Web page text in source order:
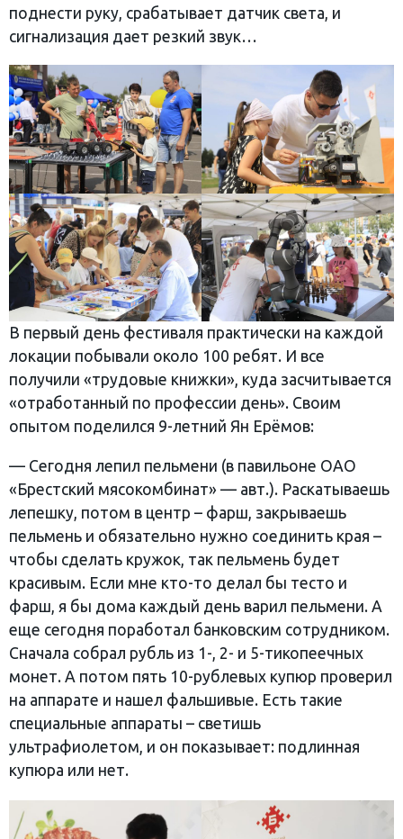
поднести руку, срабатывает датчик света, и
сигнализация дает резкий звук…
В первый день фестиваля практически на каждой
локации побывали около 100 ребят. И все
получили «трудовые книжки», куда засчитывается
«отработанный по профессии день». Своим
опытом поделился 9-летний Ян Ерёмов:
— Сегодня лепил пельмени (в павильоне ОАО
«Брестский мясокомбинат» — авт.). Раскатываешь
лепешку, потом в центр – фарш, закрываешь
пельмень и обязательно нужно соединить края –
чтобы сделать кружок, так пельмень будет
красивым. Если мне кто-то делал бы тесто и
фарш, я бы дома каждый день варил пельмени. А
еще сегодня поработал банковским сотрудником.
Сначала собрал рубль из 1-, 2- и 5-тикопеечных
монет. А потом пять 10-рублевых купюр проверил
на аппарате и нашел фальшивые. Есть такие
специальные аппараты – светишь
ультрафиолетом, и он показывает: подлинная
купюра или нет.